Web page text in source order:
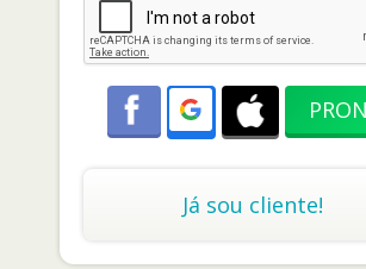
Já sou cliente!